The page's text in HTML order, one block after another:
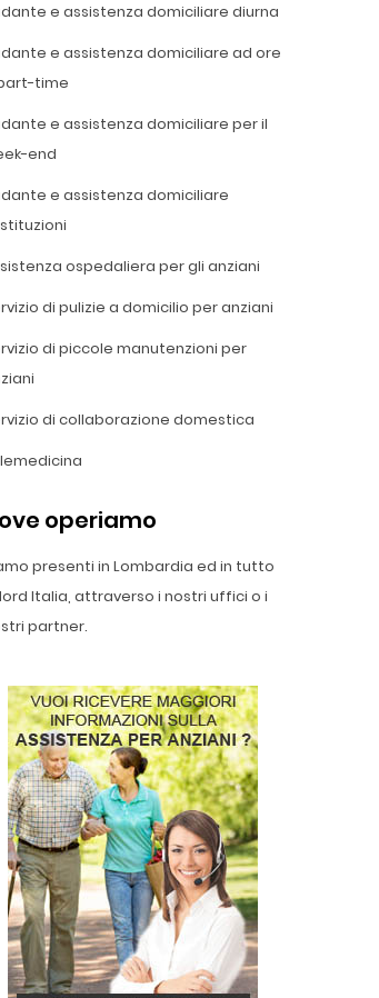
e assistenza domiciliare diurna
e assistenza domiciliare ad ore
time
e assistenza domiciliare per il
end
e assistenza domiciliare
ospedaliera per gli anziani
di pulizie a domicilio per anziani
di piccole manutenzioni per
di collaborazione domestica
operiamo
presenti in Lombardia ed in tutto
Italia, attraverso i nostri uffici o i
partner.